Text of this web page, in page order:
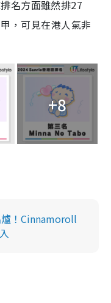
名方面雖然排27
，可見在港人氣非
+8
！Cinnamoroll